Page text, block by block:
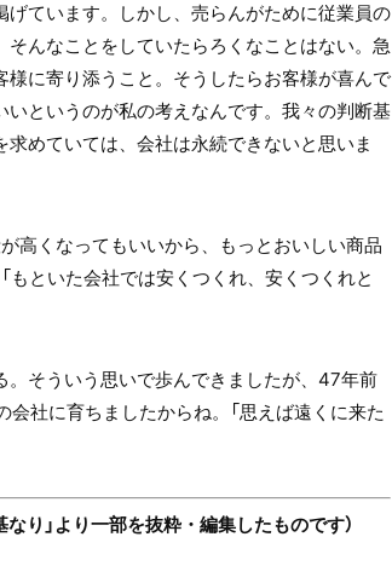
ています。しかし、売らんがために従業員の
んなことをしていたらろくなことはない。急
に寄り添うこと。そうしたらお客様が喜んで
というのが私の考えなんです。我々の判断基
めていては、会社は永続できないと思いま
高くなってもいいから、もっとおいしい商品
もといた会社では安くつくれ、安くつくれと
そういう思いで歩んできましたが、47年前
社に育ちましたからね。「思えば遠くに来た
り」より一部を抜粋・編集したものです）